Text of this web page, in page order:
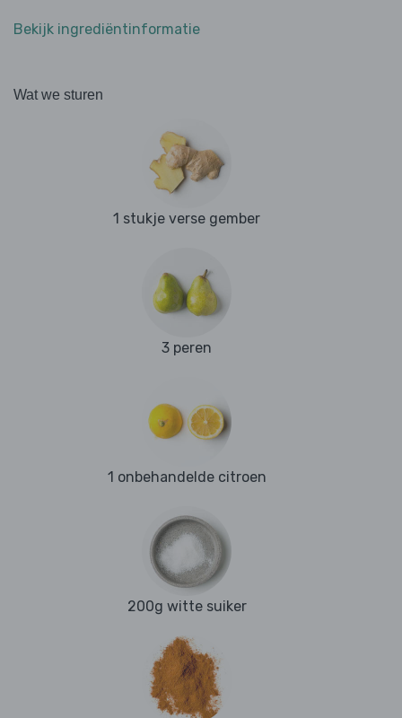
Bekijk ingrediëntinformatie
Wat we sturen
1 stukje verse gember
3 peren
1 onbehandelde citroen
200g witte suiker